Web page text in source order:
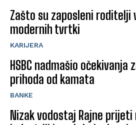
Zašto su zaposleni roditelji
modernih tvrtki
KARIJERA
HSBC nadmašio
prihoda od kamata
BANKE
Nizak vodostaj Rajne prijeti